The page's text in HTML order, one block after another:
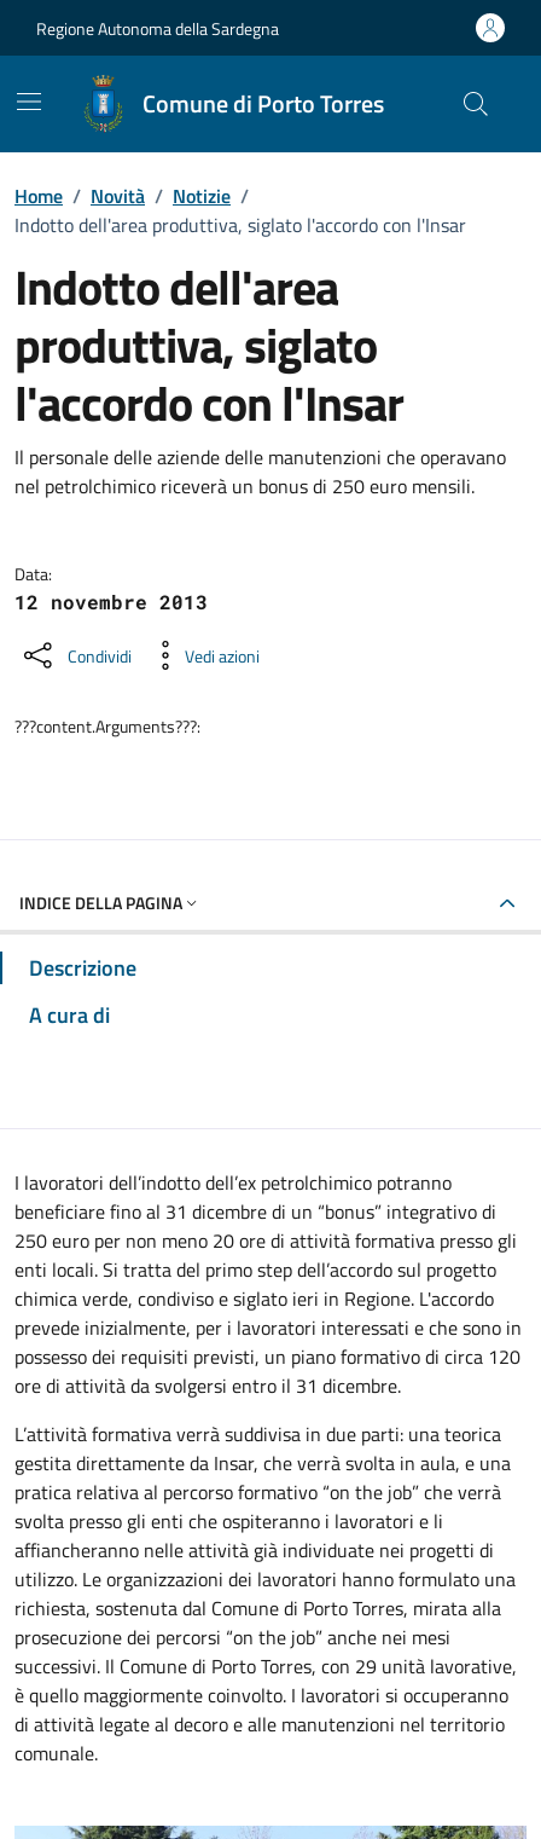
Regione Autonoma della Sardegna
Comune di Porto Torres
Home / Novità / Notizie /
Indotto dell'area produttiva, siglato l'accordo con l'Insar
Indotto dell'area
produttiva, siglato
l'accordo con l'Insar
Dettagli della notizia
Il personale delle aziende delle manutenzioni che operavano
nel petrolchimico riceverà un bonus di 250 euro mensili.
Data:
12 novembre 2013
Condividi Vedi azioni
???content.Arguments???:
INDICE DELLA PAGINA
Descrizione
A cura di
I lavoratori dell’indotto dell’ex petrolchimico potranno
beneficiare fino al 31 dicembre di un “bonus” integrativo di
250 euro per non meno 20 ore di attività formativa presso gli
enti locali. Si tratta del primo step dell’accordo sul progetto
chimica verde, condiviso e siglato ieri in Regione. L'accordo
prevede inizialmente, per i lavoratori interessati e che sono in
possesso dei requisiti previsti, un piano formativo di circa 120
ore di attività da svolgersi entro il 31 dicembre.
L’attività formativa verrà suddivisa in due parti: una teorica
gestita direttamente da Insar, che verrà svolta in aula, e una
pratica relativa al percorso formativo “on the job” che verrà
svolta presso gli enti che ospiteranno i lavoratori e li
affiancheranno nelle attività già individuate nei progetti di
utilizzo. Le organizzazioni dei lavoratori hanno formulato una
richiesta, sostenuta dal Comune di Porto Torres, mirata alla
prosecuzione dei percorsi “on the job” anche nei mesi
successivi. Il Comune di Porto Torres, con 29 unità lavorative,
è quello maggiormente coinvolto. I lavoratori si occuperanno
di attività legate al decoro e alle manutenzioni nel territorio
comunale.